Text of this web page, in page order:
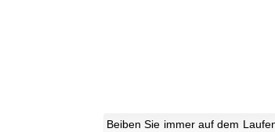
Beiben Sie immer auf dem